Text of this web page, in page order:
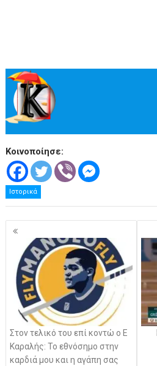
Κοινοποίησε:
Ιστορικά
Πλοήγηση
άρθρων
Στον τελικό του επί κοντώ ο Ε
Καραλής: Το εθνόσημο στην
καρδιά μου και η αγάπη σας